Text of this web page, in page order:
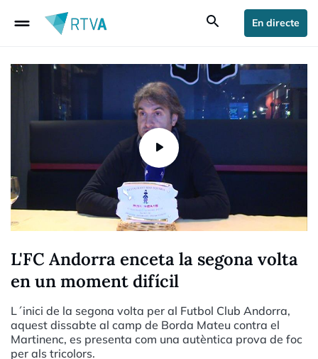
drag_handle search En directe
L'FC Andorra enceta la segona volta
en un moment difícil
L´inici de la segona volta per al Futbol Club Andorra,
aquest dissabte al camp de Borda Mateu contra el
Martinenc, es presenta com una autèntica prova de foc
per als tricolors.